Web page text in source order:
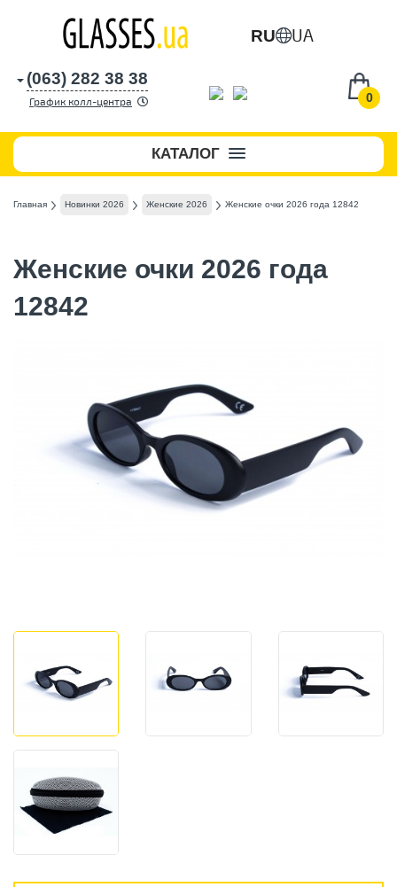
RU UA
0
(063) 282 38 38
График колл-центра
КАТАЛОГ
Главная Новинки 2026 Женские 2026 Женские очки 2026 года 12842
Женские очки 2026 года
12842